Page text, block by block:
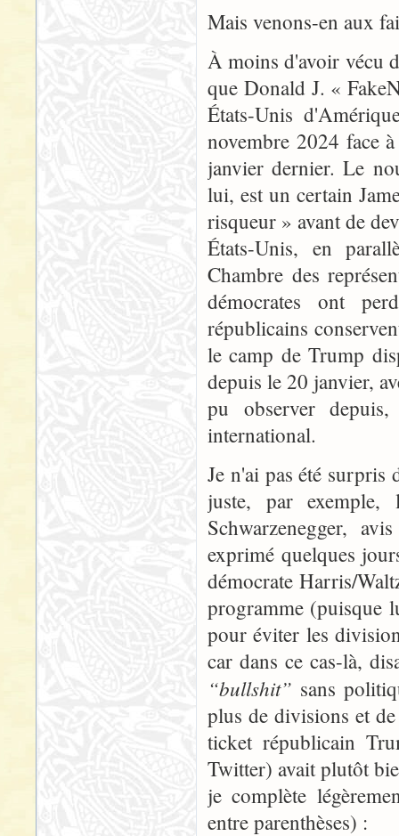
Mais venons-en aux
À moins d'avoir vécu
que Donald J. «
États-Unis
novembre 2024 face
janvier dernier. Le
lui, est un certain
risqueur » avant de
États-Unis, en
Chambre des
démocrates ont
républicains
le camp de Trump
depuis le 20 janvier,
pu observer
international.
Je n'ai pas été surpris
juste, par
Schwarzenegger,
exprimé quelques
démocrate Harris/
programme (puisque
pour éviter les
car dans ce cas-là,
“bullshit” sans
plus de divisions et
ticket républicain
Twitter) avait plutôt
je complète
entre parenthèses) :